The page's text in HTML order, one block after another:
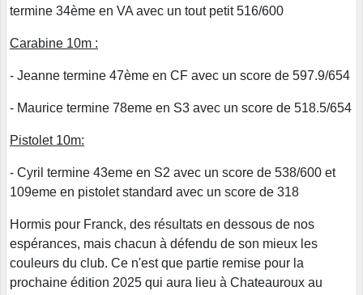
termine 34ème en VA avec un tout petit 516/600
Carabine 10m :
- Jeanne termine 47ème en CF avec un score de 597.9/654
- Maurice termine 78eme en S3 avec un score de 518.5/654
Pistolet 10m:
- Cyril termine 43eme en S2 avec un score de 538/600 et
109eme en pistolet standard avec un score de 318
Hormis pour Franck, des résultats en dessous de nos
espérances, mais chacun à défendu de son mieux les
couleurs du club. Ce n'est que partie remise pour la
prochaine édition 2025 qui aura lieu à Chateauroux au